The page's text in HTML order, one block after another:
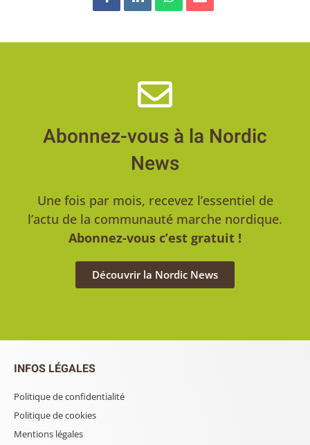
Abonnez-vous à la Nordic
News
Une fois par mois, recevez l’essentiel de
l’actu de la communauté marche nordique.
Abonnez-vous c’est gratuit !
Découvrir la Nordic News
INFOS LÉGALES
Politique de confidentialité
Politique de cookies
Mentions légales